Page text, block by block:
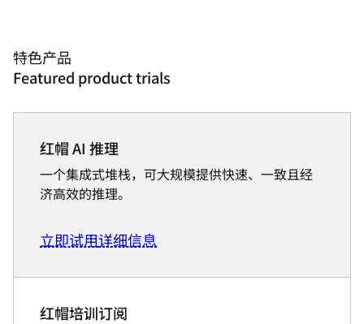
特色产品
Featured product trials
红帽 AI 推理
一个集成式堆栈，可大规模提供快速、一致且经
济高效的推理。
立即试用详细信息
红帽培训订阅